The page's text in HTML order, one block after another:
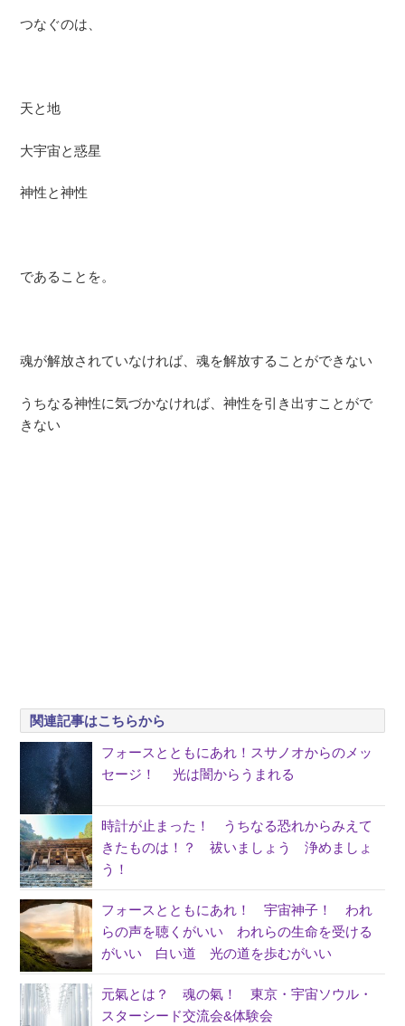
つなぐのは、
天と地
大宇宙と惑星
神性と神性
であることを。
魂が解放されていなければ、魂を解放することができない
うちなる神性に気づかなければ、神性を引き出すことがで
きない
関連記事はこちらから
フォースとともにあれ！スサノオからのメッ
セージ！ 光は闇からうまれる
時計が止まった！ うちなる恐れからみえて
きたものは！？ 祓いましょう 浄めましょ
う！
フォースとともにあれ！ 宇宙神子！ われ
らの声を聴くがいい われらの生命を受ける
がいい 白い道 光の道を歩むがいい
元氣とは？ 魂の氣！ 東京・宇宙ソウル・
スターシード交流会&体験会